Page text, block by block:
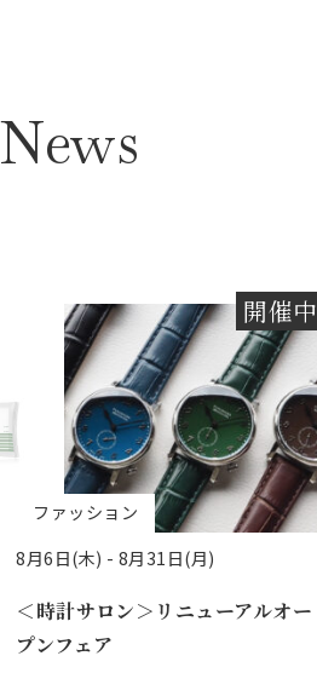
開催中
ファッション
8月6日(木) - 8月31日(月)
＜時計サロン＞リニューアルオー
プンフェア